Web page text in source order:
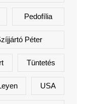
Pedofília
Péter
Tüntetés
USA